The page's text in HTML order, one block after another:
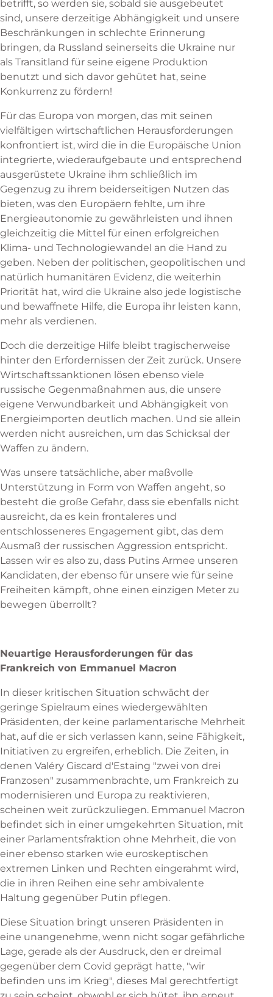
betrifft, so werden sie, sobald sie ausgebeutet
sind, unsere derzeitige Abhängigkeit und unsere
Beschränkungen in schlechte Erinnerung
bringen, da Russland seinerseits die Ukraine nur
als Transitland für seine eigene Produktion
benutzt und sich davor gehütet hat, seine
Konkurrenz zu fördern!
Für das Europa von morgen, das mit seinen
vielfältigen wirtschaftlichen Herausforderungen
konfrontiert ist, wird die in die Europäische Union
integrierte, wiederaufgebaute und entsprechend
ausgerüstete Ukraine ihm schließlich im
Gegenzug zu ihrem beiderseitigen Nutzen das
bieten, was den Europäern fehlte, um ihre
Energieautonomie zu gewährleisten und ihnen
gleichzeitig die Mittel für einen erfolgreichen
Klima- und Technologiewandel an die Hand zu
geben. Neben der politischen, geopolitischen und
natürlich humanitären Evidenz, die weiterhin
Priorität hat, wird die Ukraine also jede logistische
und bewaffnete Hilfe, die Europa ihr leisten kann,
mehr als verdienen.
Doch die derzeitige Hilfe bleibt tragischerweise
hinter den Erfordernissen der Zeit zurück. Unsere
Wirtschaftssanktionen lösen ebenso viele
russische Gegenmaßnahmen aus, die unsere
eigene Verwundbarkeit und Abhängigkeit von
Energieimporten deutlich machen. Und sie allein
werden nicht ausreichen, um das Schicksal der
Waffen zu ändern.
Was unsere tatsächliche, aber maßvolle
Unterstützung in Form von Waffen angeht, so
besteht die große Gefahr, dass sie ebenfalls nicht
ausreicht, da es kein frontaleres und
entschlosseneres Engagement gibt, das dem
Ausmaß der russischen Aggression entspricht.
Lassen wir es also zu, dass Putins Armee unseren
Kandidaten, der ebenso für unsere wie für seine
Freiheiten kämpft, ohne einen einzigen Meter zu
bewegen überrollt?
Neuartige Herausforderungen für das
Frankreich von Emmanuel Macron
In dieser kritischen Situation schwächt der
geringe Spielraum eines wiedergewählten
Präsidenten, der keine parlamentarische Mehrheit
hat, auf die er sich verlassen kann, seine Fähigkeit,
Initiativen zu ergreifen, erheblich. Die Zeiten, in
denen Valéry Giscard d'Estaing "zwei von drei
Franzosen" zusammenbrachte, um Frankreich zu
modernisieren und Europa zu reaktivieren,
scheinen weit zurückzuliegen. Emmanuel Macron
befindet sich in einer umgekehrten Situation, mit
einer Parlamentsfraktion ohne Mehrheit, die von
einer ebenso starken wie euroskeptischen
extremen Linken und Rechten eingerahmt wird,
die in ihren Reihen eine sehr ambivalente
Haltung gegenüber Putin pflegen.
Diese Situation bringt unseren Präsidenten in
eine unangenehme, wenn nicht sogar gefährliche
Lage, gerade als der Ausdruck, den er dreimal
gegenüber dem Covid geprägt hatte, "wir
befinden uns im Krieg", dieses Mal gerechtfertigt